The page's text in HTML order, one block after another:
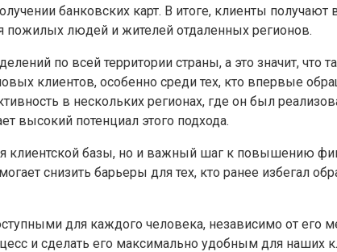
банковских карт. В итоге, клиенты
пожилых людей и жителей отдаленных регионов.
по всей территории страны, а это значит, что
клиентов, особенно среди тех, кто впервые
в нескольких регионах, где он был
высокий потенциал этого подхода.
клиентской базы, но и важный шаг к повышению
снизить барьеры для тех, кто ранее избегал
для каждого человека, независимо от его
и сделать его максимально удобным для наших